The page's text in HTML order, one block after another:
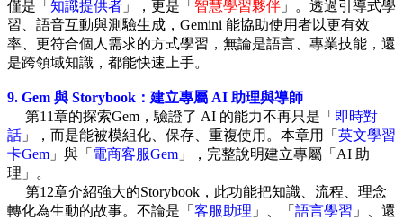
僅是「 知識提供者 」，更是「 智慧學習夥伴 」。透過引導式學
習、語音互動與測驗生成，Gemini 能協助使用者以更有效
率、更符合個人需求的方式學習，無論是語言、專業技能，還
是跨領域知識，都能快速上手。
9. Gem 與 Storybook：建立專屬 AI 助理與導師
第11章的探索Gem，驗證了 AI 的能力不再只是「 即時對
話 」，而是能被模組化、保存、重複使用。本章用「 英文學習
卡Gem 」與「 電商客服Gem 」，完整說明建立專屬「AI 助
理」。
第12章介紹強大的Storybook，此功能把知識、流程、理念
轉化為生動的故事。不論是「 客服助理 」、「 語言學習 」、還